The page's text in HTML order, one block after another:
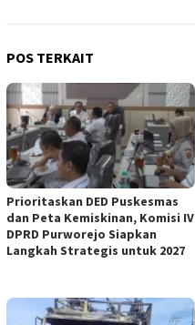
POS TERKAIT
‎Prioritaskan DED Puskesmas
dan Peta Kemiskinan, Komisi IV
DPRD Purworejo Siapkan
Langkah Strategis untuk 2027 ‎